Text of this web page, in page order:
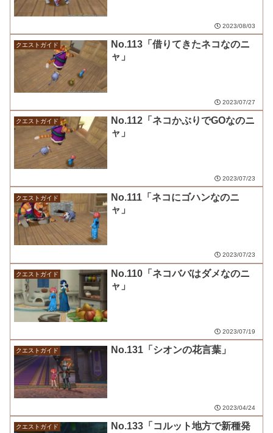
2023/08/03
クエストガイド
No.113「借りてきたネコなのニ
ャ」
2023/07/27
クエストガイド
No.112「ネコかぶりでGOなのニ
ャ」
2023/07/23
クエストガイド
No.111「ネコにゴハンなのニ
ャ」
2023/07/23
クエストガイド
No.110「ネコババはダメなのニ
ャ」
2023/07/19
クエストガイド No.131「シオンの花言葉」
2023/04/24
クエストガイド
No.133「コルット地方で新種発